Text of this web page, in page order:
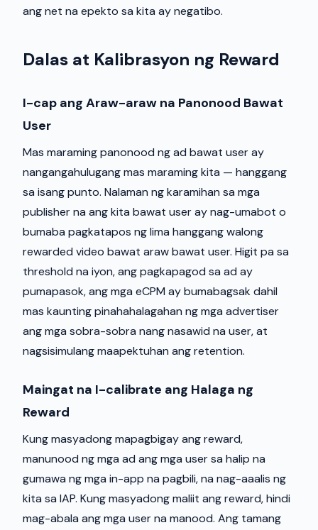
ang net na epekto sa kita ay negatibo.
Dalas at Kalibrasyon ng Reward
I-cap ang Araw-araw na Panonood Bawat
User
Mas maraming panonood ng ad bawat user ay
nangangahulugang mas maraming kita — hanggang
sa isang punto. Nalaman ng karamihan sa mga
publisher na ang kita bawat user ay nag-umabot o
bumaba pagkatapos ng lima hanggang walong
rewarded video bawat araw bawat user. Higit pa sa
threshold na iyon, ang pagkapagod sa ad ay
pumapasok, ang mga eCPM ay bumabagsak dahil
mas kaunting pinahahalagahan ng mga advertiser
ang mga sobra-sobra nang nasawid na user, at
nagsisimulang maapektuhan ang retention.
Maingat na I-calibrate ang Halaga ng
Reward
Kung masyadong mapagbigay ang reward,
manunood ng mga ad ang mga user sa halip na
gumawa ng mga in-app na pagbili, na nag-aaalis ng
kita sa IAP. Kung masyadong maliit ang reward, hindi
mag-abala ang mga user na manood. Ang tamang